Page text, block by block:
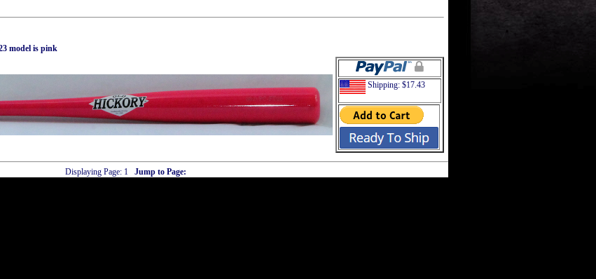
model is pink
Shipping: $17.43
Displaying Page:1 Jump to Page: